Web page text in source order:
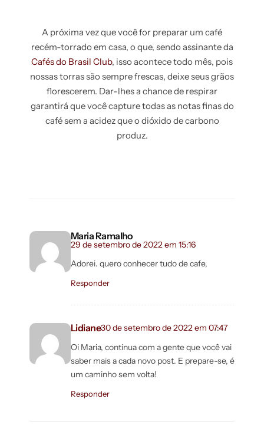
A próxima vez que você for preparar um café
recém-torrado em casa, o que, sendo assinante da
Cafés do Brasil Club, isso acontece todo mês, pois
nossas torras são sempre frescas, deixe seus grãos
florescerem. Dar-lhes a chance de respirar
garantirá que você capture todas as notas finas do
café sem a acidez que o dióxido de carbono
produz.
Maria Ramalho
29 de setembro de 2022 em 15:16
Adorei. quero conhecer tudo de cafe,
Responder
Lidiane30 de setembro de 2022 em 07:47
Oi Maria, continua com a gente que você vai
saber mais a cada novo post. E prepare-se, é
um caminho sem volta!
Responder